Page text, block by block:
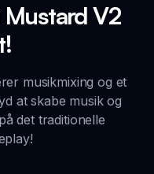
Mustard V2
musikmixing og et
at skabe musik og
det traditionelle